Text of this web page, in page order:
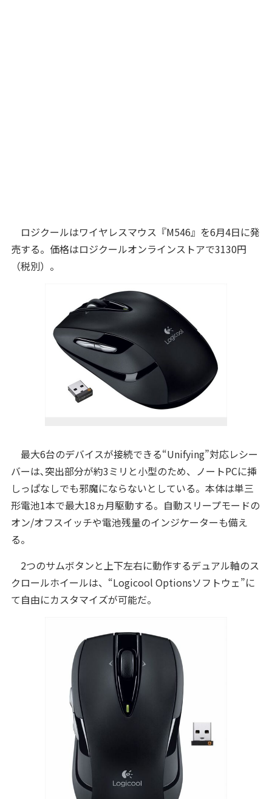
ロジクールはワイヤレスマウス『M546』を6月4日に発
売する。価格はロジクールオンラインストアで3130円
（税別）。
最大6台のデバイスが接続できる“Unifying”対応レシー
バーは､突出部分が約3ミリと小型のため、ノートPCに挿
しっぱなしでも邪魔にならないとしている。本体は単三
形電池1本で最大18ヵ月駆動する。自動スリープモードの
オン/オフスイッチや電池残量のインジケーターも備え
る。
2つのサムボタンと上下左右に動作するデュアル軸のス
クロールホイールは、“Logicool Optionsソフトウェ”に
て自由にカスタマイズが可能だ。